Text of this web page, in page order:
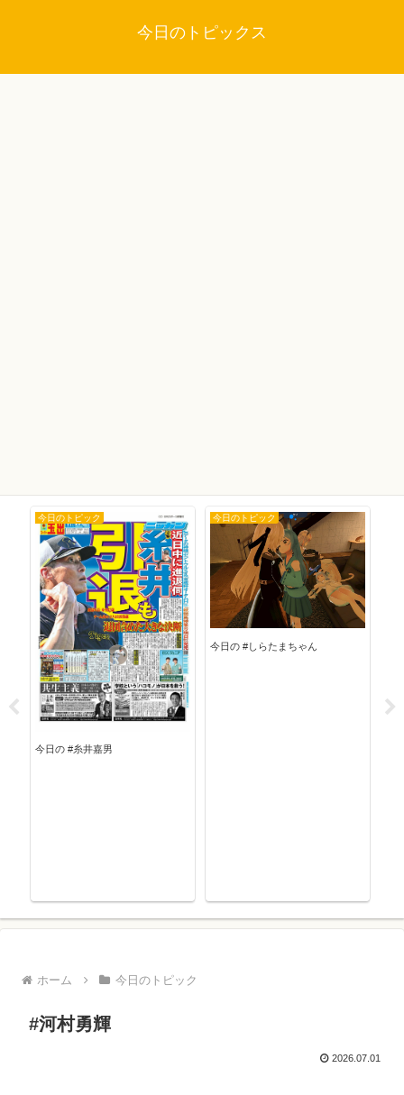
今日のトピックス
今日のトピック
今日の #糸井嘉男
今日のトピック
今日の #しらたまちゃん
ホーム 今日のトピック
#河村勇輝
2026.07.01